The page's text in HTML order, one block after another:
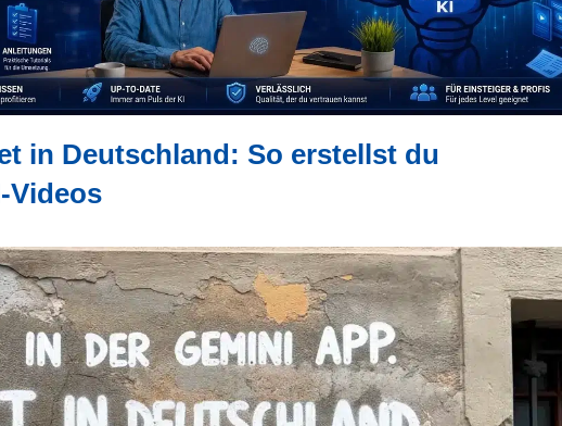
in Deutschland: So erstellst du
Videos